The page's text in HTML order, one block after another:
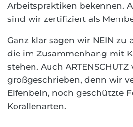
Arbeitspraktiken bekennen.
sind wir zertifiziert als
Ganz klar sagen wir NEIN zu
die im Zusammenhang mit
stehen. Auch
großgeschrieben, denn wir
Elfenbein, noch geschützte
Korallenarten.